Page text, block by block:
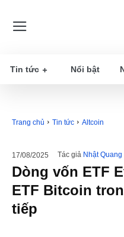
Tin tức Nổi bật
Trang chủ Tin tức Altcoin
17/08/2025 Tác giả Nhật Quang
Dòng vốn ETF
ETF Bitcoin
tiếp